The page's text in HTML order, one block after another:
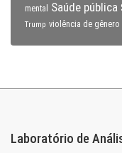
mental
Saúde pública
Trump violência de gênero
Laboratório de